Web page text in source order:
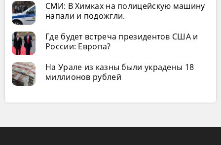
СМИ: В Химках на полицейскую машину
напали и подожгли.
Где будет встреча президентов США и
России: Европа?
На Урале из казны были украдены 18
миллионов рублей